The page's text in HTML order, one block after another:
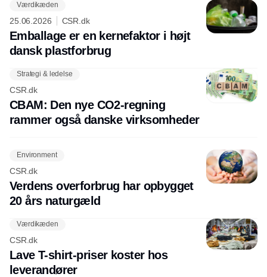
Værdikæden
25.06.2026 CSR.dk
Emballage er en kernefaktor i højt
dansk plastforbrug
Strategi & ledelse
CSR.dk
CBAM: Den nye CO2-regning
rammer også danske virksomheder
Environment
CSR.dk
Verdens overforbrug har opbygget
20 års naturgæld
Værdikæden
CSR.dk
Lave T-shirt-priser koster hos
leverandører